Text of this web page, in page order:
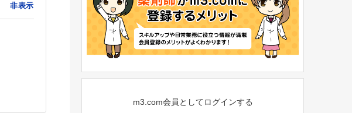
非表示
m3.com会員としてログインする